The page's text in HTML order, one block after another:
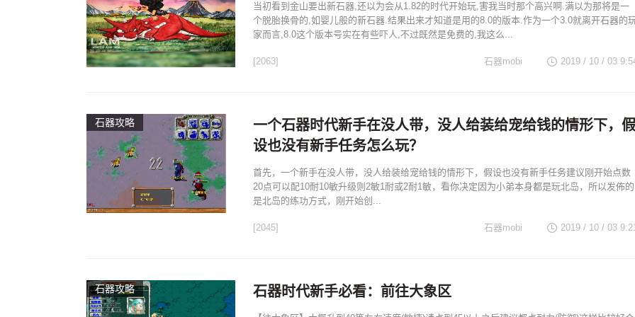
当初看到金山要出新石器,还以为会从1.82的时代开始玩,害我当时那个高兴啊.满以为那将是一
个脱胎换骨的,如婴儿般的新石器.结果出来才知道是用的8.0的版本.作为一个3.0就离开石器的
家而言,8.0这个版本号实在有些吓人,不过既然是免费的,我这么...
[2063] 2019 / 10 / 03
石器mobi
石器攻略
一个石器时代新手在没人带，没人给装给宠给钱的情形下，假
设也没有新手任务怎么玩？
首先，一个新手在没人带，没人给装给宠给钱的情形下，假设也没有新手任务建议刚开始点数
20点可以配10耐10敏升级则2敏1耐或2耐1敏，看你决定因为小弟本身都是玩北岛，所以发佈的
是北岛的练功方式，刚开始创...
[2045] 2019 / 10 / 03
石器mobi
石器攻略 石器时代新手必看：前往大象区